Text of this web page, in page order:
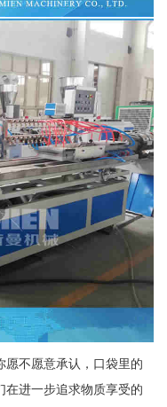
愿不愿意承认，口袋里的
在进一步追求物质享受的